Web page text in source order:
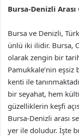
Bursa-Denizli
Bursa ve Denizli,
ünlü iki ilidir. Bursa,
olarak zengin bir
Pamukkale’nin
kenti ile
bir seyahat, hem
güzelliklerin keşfi
Bursa-Denizli arası
yer ile doludur. İşte